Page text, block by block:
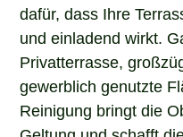
dafür, dass Ihre
und einladend wirkt.
Privatterrasse,
gewerblich genutzte
Reinigung bringt die
Geltung und schafft